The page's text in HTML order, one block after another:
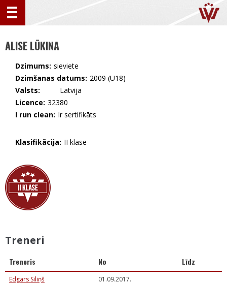
ALISE LŪKINA
Dzimums: sieviete
Dzimšanas datums: 2009 (U18)
Valsts:
🇱🇻 Latvija
Licence: 32380
I run clean: Ir sertifikāts
Klasifikācija: II klase
Treneri
Treneris No Līdz
Edgars Siliņš 01.09.2017.